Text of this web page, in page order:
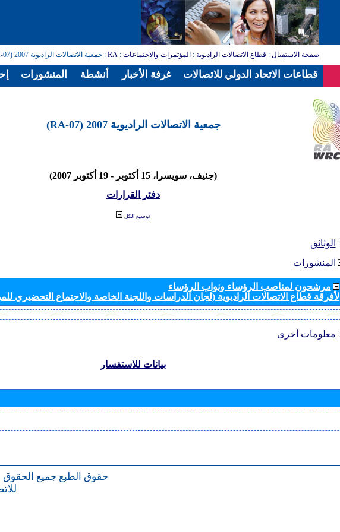
صفحة الاستقبال: قطاع الاتصالات الراديوية: المؤتمرات والاجتماعات:
RA: جمعية الاتصالات الراديوية 2007 (RA-07)
جمعية الاتصالات الراديوية 2007 (RA-07)
(جنيف، سويسرا، 15 أكتوبر - 19 أكتوبر 2007)
دفتر القرارات
توسيع الكل
الوثائق
المنشورات
مرشحون لمناصب الرؤساء ونواب الرؤساء
لأفرقة قطاع الاتصالات الراديوية (لجان الدراسات واللجنة الخاصة والاجتماع التحضيري
معلومات أخرى
بيانات للاستفسار
حقوق الطبع جميع
المنشورات أنشطة غرفة الأخبار قطاعات الاتحاد الدولي للاتصالات